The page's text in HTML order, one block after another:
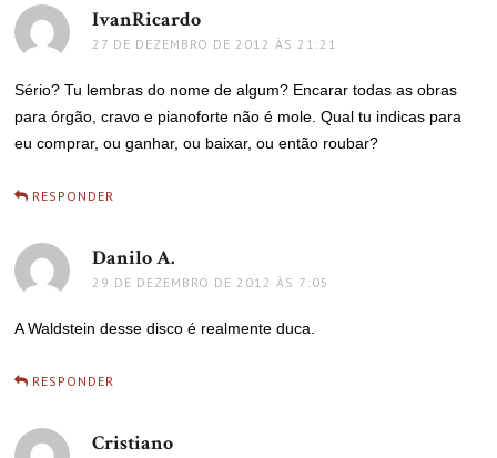
IvanRicardo
27 DE DEZEMBRO DE 2012 ÀS 21:21
Sério? Tu lembras do nome de algum? Encarar todas as obras
para órgão, cravo e pianoforte não é mole. Qual tu indicas para
eu comprar, ou ganhar, ou baixar, ou então roubar?
RESPONDER
Danilo A.
29 DE DEZEMBRO DE 2012 ÀS 7:05
A Waldstein desse disco é realmente duca.
RESPONDER
Cristiano